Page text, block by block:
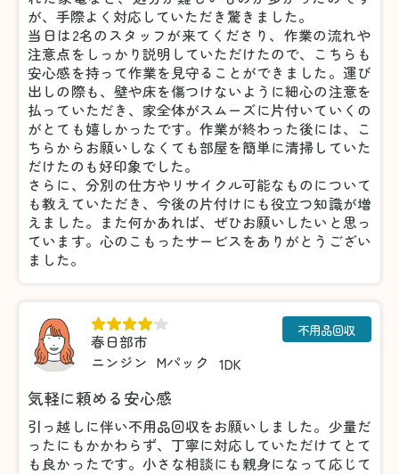
が、手際よく対応していただき驚きました。
当日は2名のスタッフが来てくださり、作業の流れや
注意点をしっかり説明していただけたので、こちらも
安心感を持って作業を見守ることができました。運び
出しの際も、壁や床を傷つけないように細心の注意を
払っていただき、家全体がスムーズに片付いていくの
がとても嬉しかったです。作業が終わった後には、こ
ちらからお願いしなくても部屋を簡単に清掃していた
だけたのも好印象でした。
さらに、分別の仕方やリサイクル可能なものについて
も教えていただき、今後の片付けにも役立つ知識が増
えました。また何かあれば、ぜひお願いしたいと思っ
ています。心のこもったサービスをありがとうござい
ました。
春日部市
ニンジン Mパック 1DK
不用品回収
気軽に頼める安心感
引っ越しに伴い不用品回収をお願いしました。少量だ
ったにもかかわらず、丁寧に対応していただけてとて
も良かったです。小さな相談にも親身になって応じて